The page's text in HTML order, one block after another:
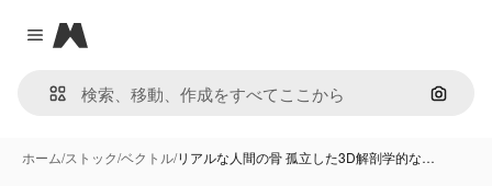
Close menu
Magnific
画像で
ホーム/ストック/ベクトル/リアルな人間の骨 孤立した3D解剖学的な…